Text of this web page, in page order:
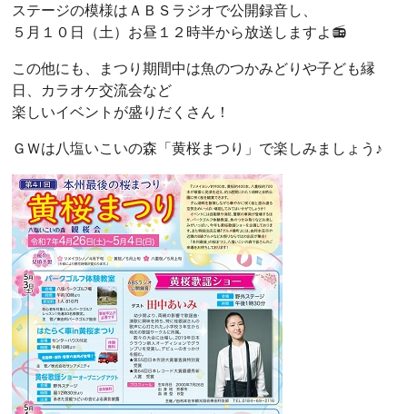
ステージの模様はＡＢＳラジオで公開録音し、
５月１０日（土）お昼１２時半から放送しますよ📻
この他にも、まつり期間中は魚のつかみどりや子ども縁
日、カラオケ交流会など
楽しいイベントが盛りだくさん！
ＧＷは八塩いこいの森「黄桜まつり」で楽しみましょう♪